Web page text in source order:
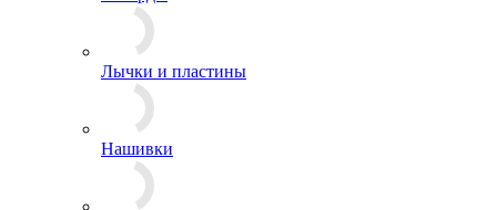
Жетоны
Знаки Классности